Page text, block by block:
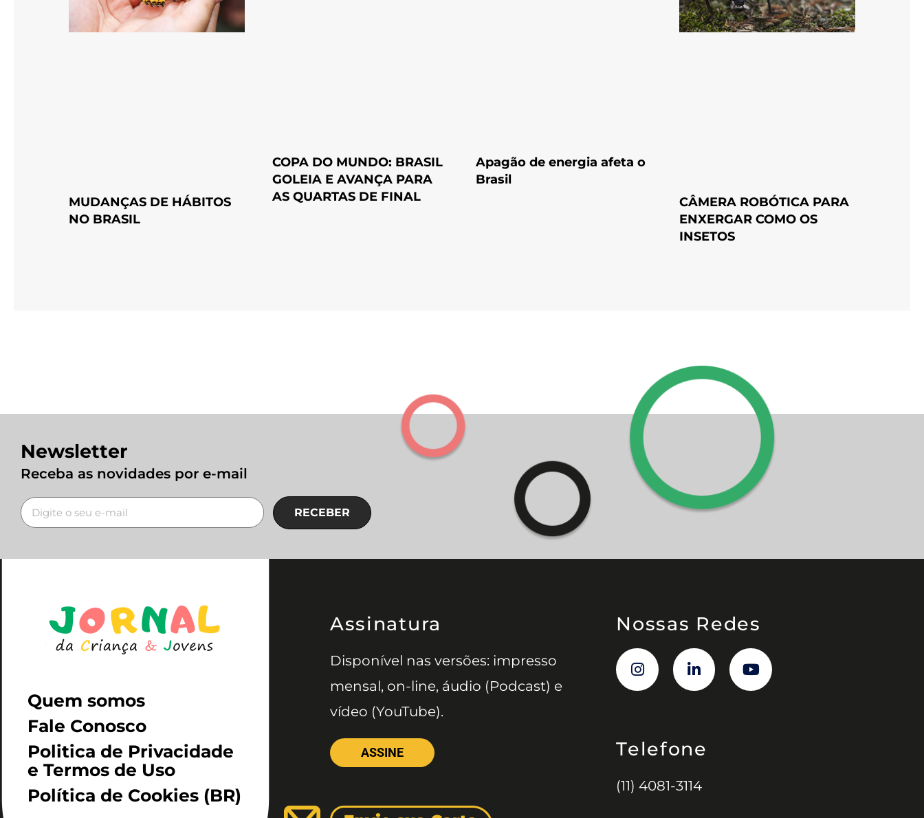
MUDANÇAS DE HÁBITOS
NO BRASIL
COPA DO MUNDO: BRASIL
GOLEIA E AVANÇA PARA
AS QUARTAS DE FINAL
Apagão de energia afeta o
Brasil
CÂMERA ROBÓTICA PARA
ENXERGAR COMO OS
INSETOS
Newsletter
Receba as novidades por e-mail
RECEBER
Quem somos
Fale Conosco
Politica de Privacidade
e Termos de Uso
Política de Cookies (BR)
Assinatura
Disponível nas versões: impresso
mensal, on-line, áudio (Podcast) e
vídeo (YouTube).
ASSINE
Nossas Redes
Telefone
(11) 4081-3114